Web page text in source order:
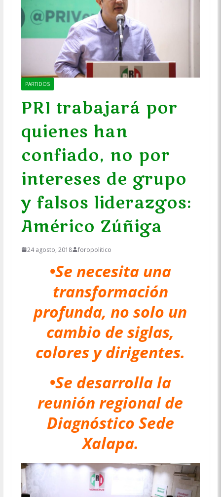
PARTIDOS
PRI trabajará por
quienes han
confiado, no por
intereses de grupo
y falsos liderazgos:
Américo Zúñiga
24 agosto, 2018 foropolitico
•Se necesita una
transformación
profunda, no solo un
cambio de siglas,
colores y dirigentes.
•Se desarrolla la
reunión regional de
Diagnóstico Sede
Xalapa.